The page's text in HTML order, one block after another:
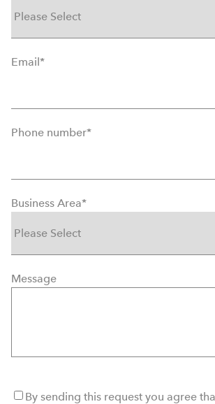
Email*
Phone number*
Business Area*
Message
By sending this request you agree